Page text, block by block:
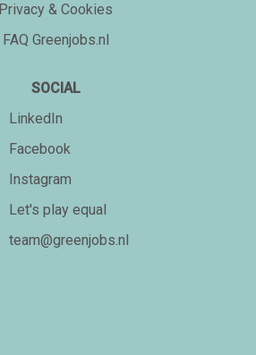
Privacy & Cookies
FAQ Greenjobs.nl
SOCIAL
LinkedIn
Facebook
Instagram
Let's play equal
team@greenjobs.nl